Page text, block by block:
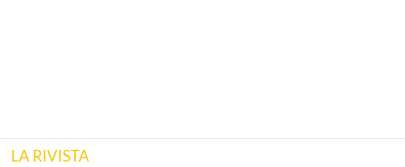
LA RIVISTA